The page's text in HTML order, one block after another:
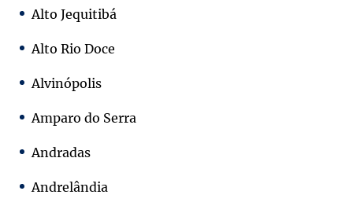
Alto Jequitibá
Alto Rio Doce
Alvinópolis
Amparo do Serra
Andradas
Andrelândia